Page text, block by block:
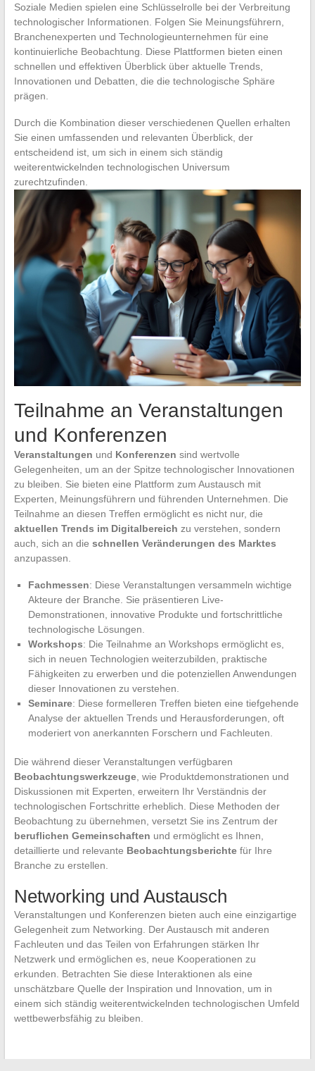
Soziale Medien spielen eine Schlüsselrolle bei der Verbreitung
technologischer Informationen. Folgen Sie Meinungsführern,
Branchenexperten und Technologieunternehmen für eine
kontinuierliche Beobachtung. Diese Plattformen bieten einen
schnellen und effektiven Überblick über aktuelle Trends,
Innovationen und Debatten, die die technologische Sphäre
prägen.
Durch die Kombination dieser verschiedenen Quellen erhalten
Sie einen umfassenden und relevanten Überblick, der
entscheidend ist, um sich in einem sich ständig
weiterentwickelnden technologischen Universum
zurechtzufinden.
Teilnahme an Veranstaltungen
und Konferenzen
Veranstaltungen und Konferenzen sind wertvolle
Gelegenheiten, um an der Spitze technologischer Innovationen
zu bleiben. Sie bieten eine Plattform zum Austausch mit
Experten, Meinungsführern und führenden Unternehmen. Die
Teilnahme an diesen Treffen ermöglicht es nicht nur, die
aktuellen Trends im Digitalbereich zu verstehen, sondern
auch, sich an die schnellen Veränderungen des Marktes
anzupassen.
Fachmessen: Diese Veranstaltungen versammeln wichtige
Akteure der Branche. Sie präsentieren Live-
Demonstrationen, innovative Produkte und fortschrittliche
technologische Lösungen.
Workshops: Die Teilnahme an Workshops ermöglicht es,
sich in neuen Technologien weiterzubilden, praktische
Fähigkeiten zu erwerben und die potenziellen Anwendungen
dieser Innovationen zu verstehen.
Seminare: Diese formelleren Treffen bieten eine tiefgehende
Analyse der aktuellen Trends und Herausforderungen, oft
moderiert von anerkannten Forschern und Fachleuten.
Die während dieser Veranstaltungen verfügbaren
Beobachtungswerkzeuge, wie Produktdemonstrationen und
Diskussionen mit Experten, erweitern Ihr Verständnis der
technologischen Fortschritte erheblich. Diese Methoden der
Beobachtung zu übernehmen, versetzt Sie ins Zentrum der
beruflichen Gemeinschaften und ermöglicht es Ihnen,
detaillierte und relevante Beobachtungsberichtefür Ihre
Branche zu erstellen.
Networking und Austausch
Veranstaltungen und Konferenzen bieten auch eine einzigartige
Gelegenheit zum Networking. Der Austausch mit anderen
Fachleuten und das Teilen von Erfahrungen stärken Ihr
Netzwerk und ermöglichen es, neue Kooperationen zu
erkunden. Betrachten Sie diese Interaktionen als eine
unschätzbare Quelle der Inspiration und Innovation, um in
einem sich ständig weiterentwickelnden technologischen Umfeld
wettbewerbsfähig zu bleiben.